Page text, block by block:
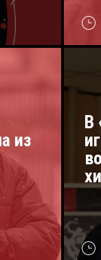
из
В